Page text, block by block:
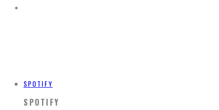
SPOTIFY
SPOTIFY